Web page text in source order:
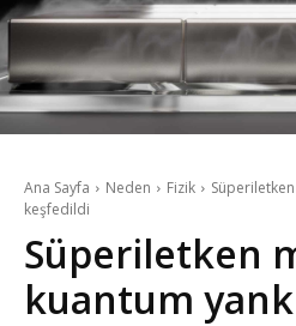
Ana Sayfa Neden Fizik
keşfedildi
Süperiletken
kuantum